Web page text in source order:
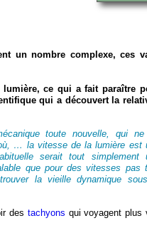
un nombre complexe, ces
ce qui a fait paraître
qui a découvert la
toute nouvelle, qui
… la vitesse de la lumière est
serait tout simplement
que pour des vitesses pas
la vieille dynamique
des tachyons qui voyagent plus